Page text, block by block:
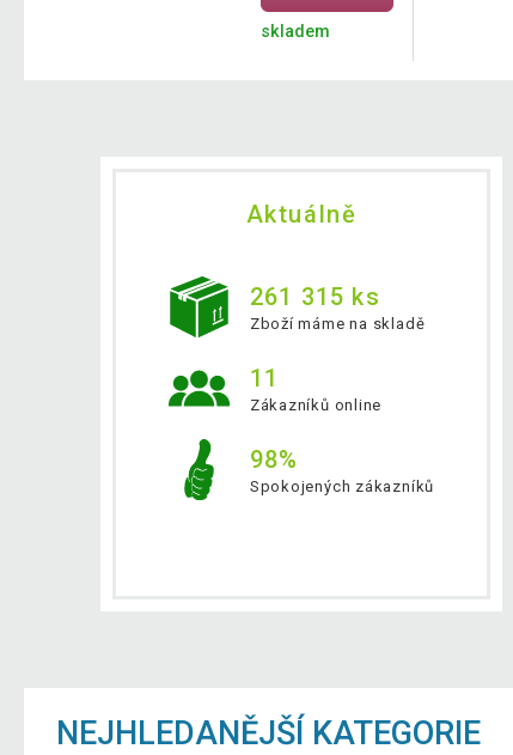
skladem
Aktuálně
261 315 ks
Zboží máme na skladě
11
Zákazníků online
98%
Spokojených zákazníků
NEJHLEDANĚJŠÍ KATEGORIE